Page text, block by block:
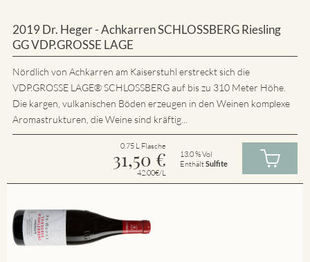
2019 Dr. Heger - Achkarren SCHLOSSBERG Riesling
GG VDP.GROSSE LAGE
Nördlich von Achkarren am Kaiserstuhl erstreckt sich die
VDP.GROSSE LAGE® SCHLOSSBERG auf bis zu 310 Meter Höhe.
Die kargen, vulkanischen Böden erzeugen in den Weinen komplexe
Aromastrukturen, die Weine sind kräftig...
0.75 L Flasche
31,50 €
42.00€/L
13.0 % Vol
EnthältSulfite